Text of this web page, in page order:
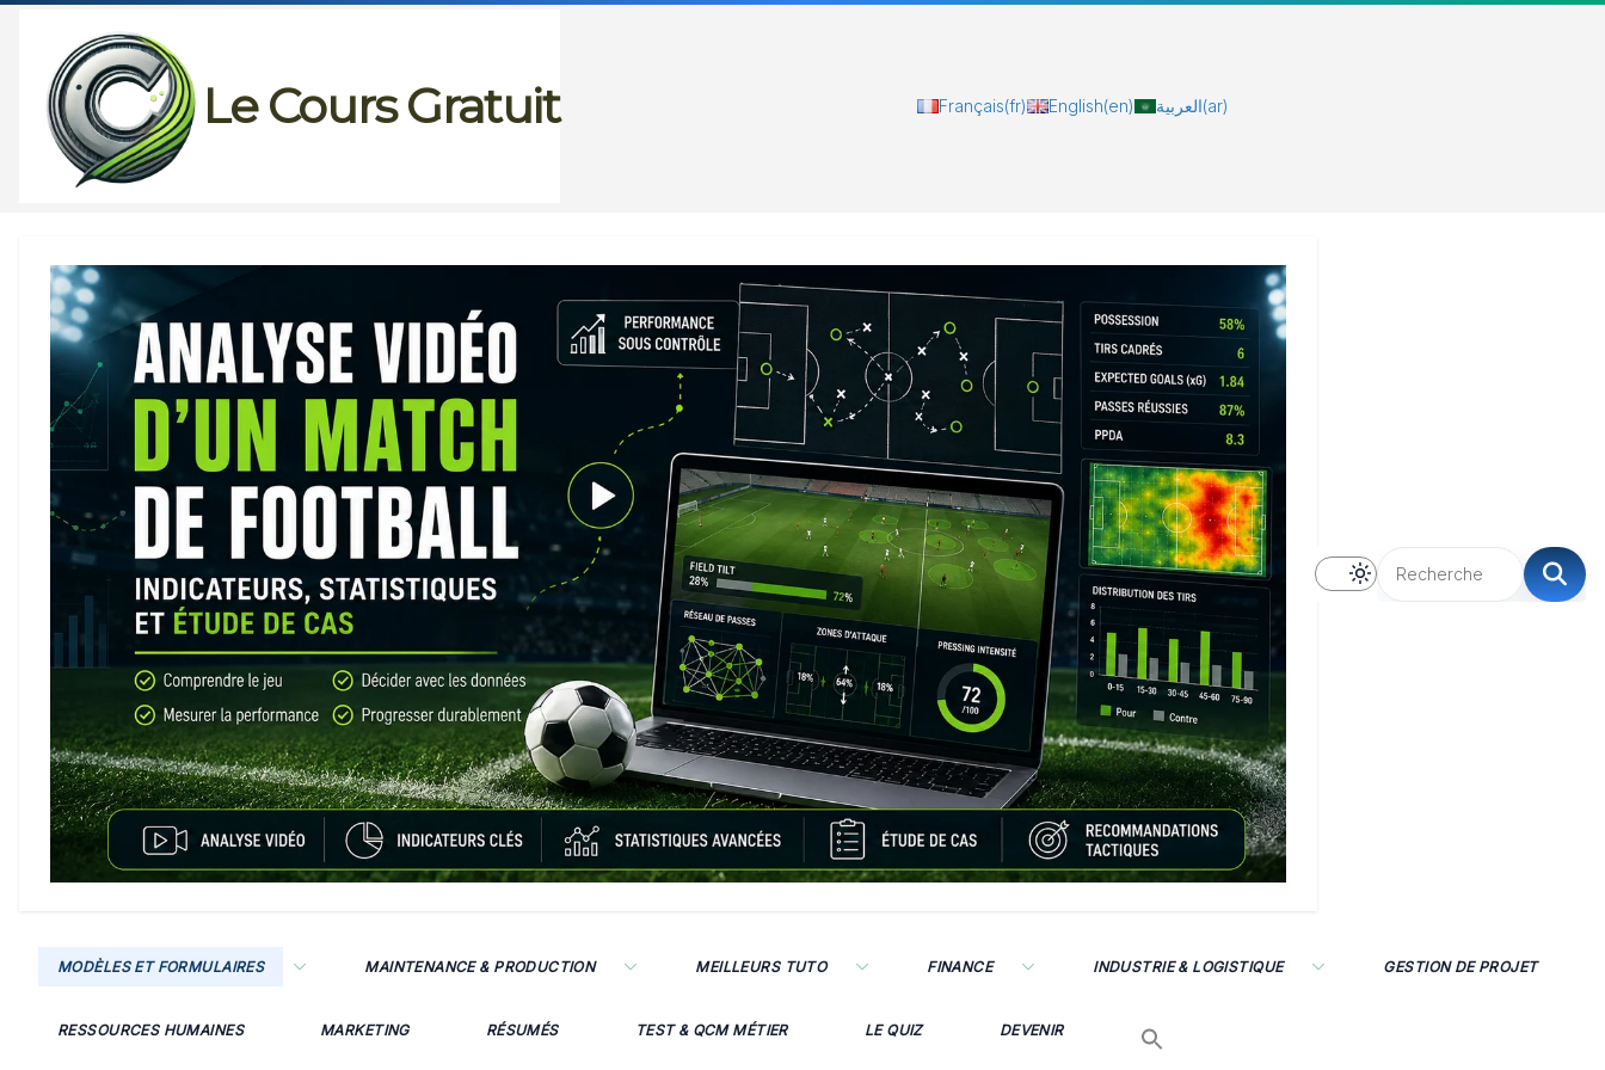
contenu
Le Cours Gratuit Français(fr) English(en) العربية(ar)
MODÈLES ET FORMULAIRES MAINTENANCE & PRODUCTION MEILLEURS TUTO FINANCE INDUSTRIE & LOGISTIQUE GESTION DE PROJET
RESSOURCES HUMAINES MARKETING RÉSUMÉS TEST & QCM MÉTIER LE QUIZ DEVENIR